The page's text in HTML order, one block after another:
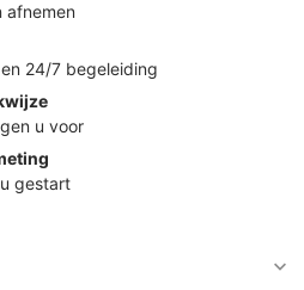
afnemen
24/7 begeleiding
u voor
gestart